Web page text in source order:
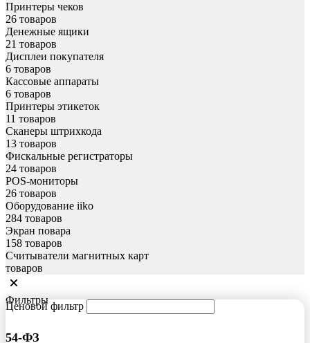
Принтеры чеков
26 товаров
Денежные ящики
21 товаров
Дисплеи покупателя
6 товаров
Кассовые аппараты
6 товаров
Принтеры этикеток
11 товаров
Сканеры штрихкода
13 товаров
Фискальные регистраторы
24 товаров
POS-мониторы
26 товаров
Оборудование iiko
284 товаров
Экран повара
158 товаров
Считыватели магнитных карт
товаров
Фильтры
Ценовой фильтр
54-ФЗ